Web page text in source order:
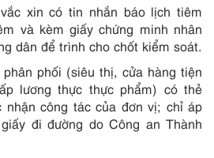
xin có tin nhắn báo lịch tiêm
và kèm giấy chứng minh nhân
dân để trình cho chốt kiểm soát.
phối (siêu thị, cửa hàng tiện
lương thực thực phẩm) có thẻ
nhận công tác của đơn vị; chỉ áp
đi đường do Công an Thành